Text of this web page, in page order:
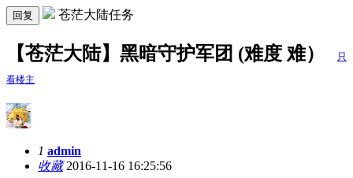
回复 苍茫大陆任务
【苍茫大陆】黑暗守护军团 (难度 难） 只
看楼主
1 admin
收藏2016-11-16 16:25:56